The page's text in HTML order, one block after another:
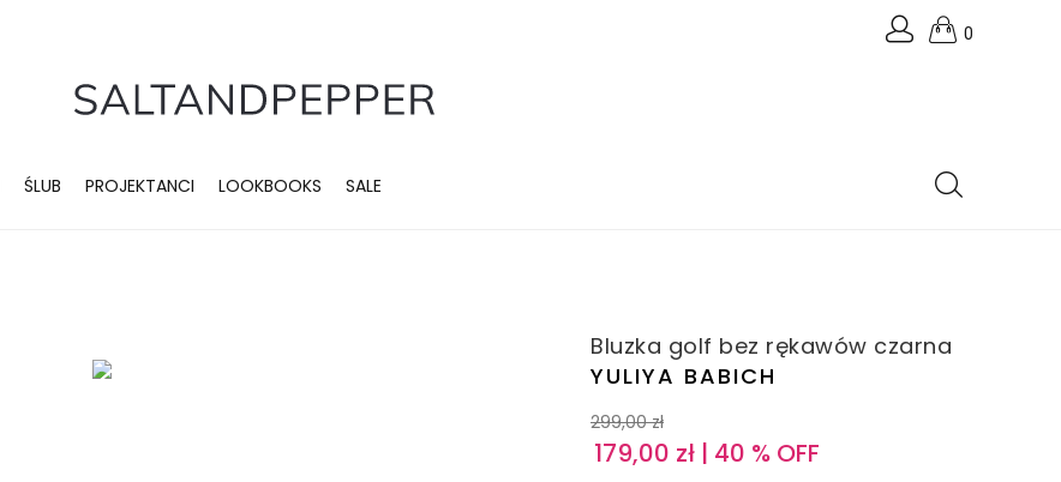
0
ŚLUB PROJEKTANCI LOOKBOOKS SALE
Bluzka golf bez rękawów czarna
YULIYA BABICH
299,00 zł
179,00 zł | 40 % OFF